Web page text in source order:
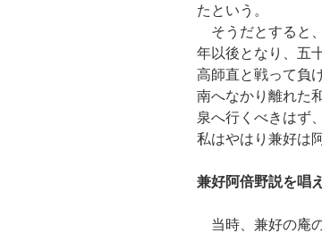
たという。
そうだとすると
年以後となり、五
高師直と戦って負
南へなかり離れた
泉へ行くべきはず
私はやはり兼好は
兼好阿倍野説を唱
当時、兼好の庵